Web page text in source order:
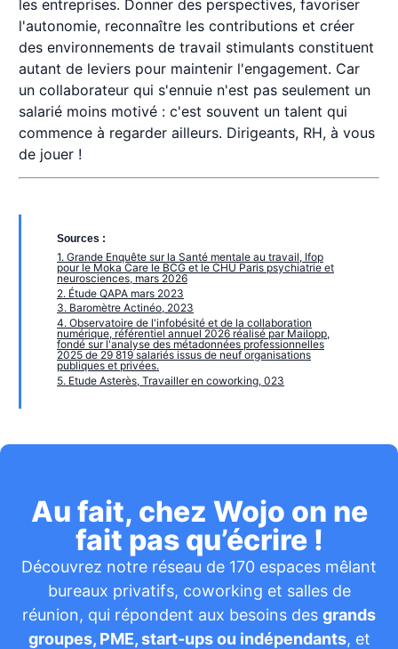
les entreprises. Donner des perspectives, favoriser
l'autonomie, reconnaître les contributions et créer
des environnements de travail stimulants constituent
autant de leviers pour maintenir l'engagement. Car
un collaborateur qui s'ennuie n'est pas seulement un
salarié moins motivé : c'est souvent un talent qui
commence à regarder ailleurs. Dirigeants, RH, à vous
de jouer !
Sources :
1. Grande Enquête sur la Santé mentale au travail, Ifop
pour le Moka Care le BCG et le CHU Paris psychiatrie et
neurosciences, mars 2026
2. Étude QAPA mars 2023
3. Baromètre Actinéo, 2023
4. Observatoire de l'infobésité et de la collaboration
numérique, référentiel annuel 2026 réalisé par Mailopp,
fondé sur l'analyse des métadonnées professionnelles
2025 de 29 819 salariés issus de neuf organisations
publiques et privées.
5. Etude Asterès, Travailler en coworking, 023
Au fait, chez Wojo on ne
fait pas qu’écrire !
Découvrez notre réseau de 170 espaces mêlant
bureaux privatifs, coworking et salles de
réunion, qui répondent aux besoins des grands
groupes, PME, start-ups ou indépendants, et